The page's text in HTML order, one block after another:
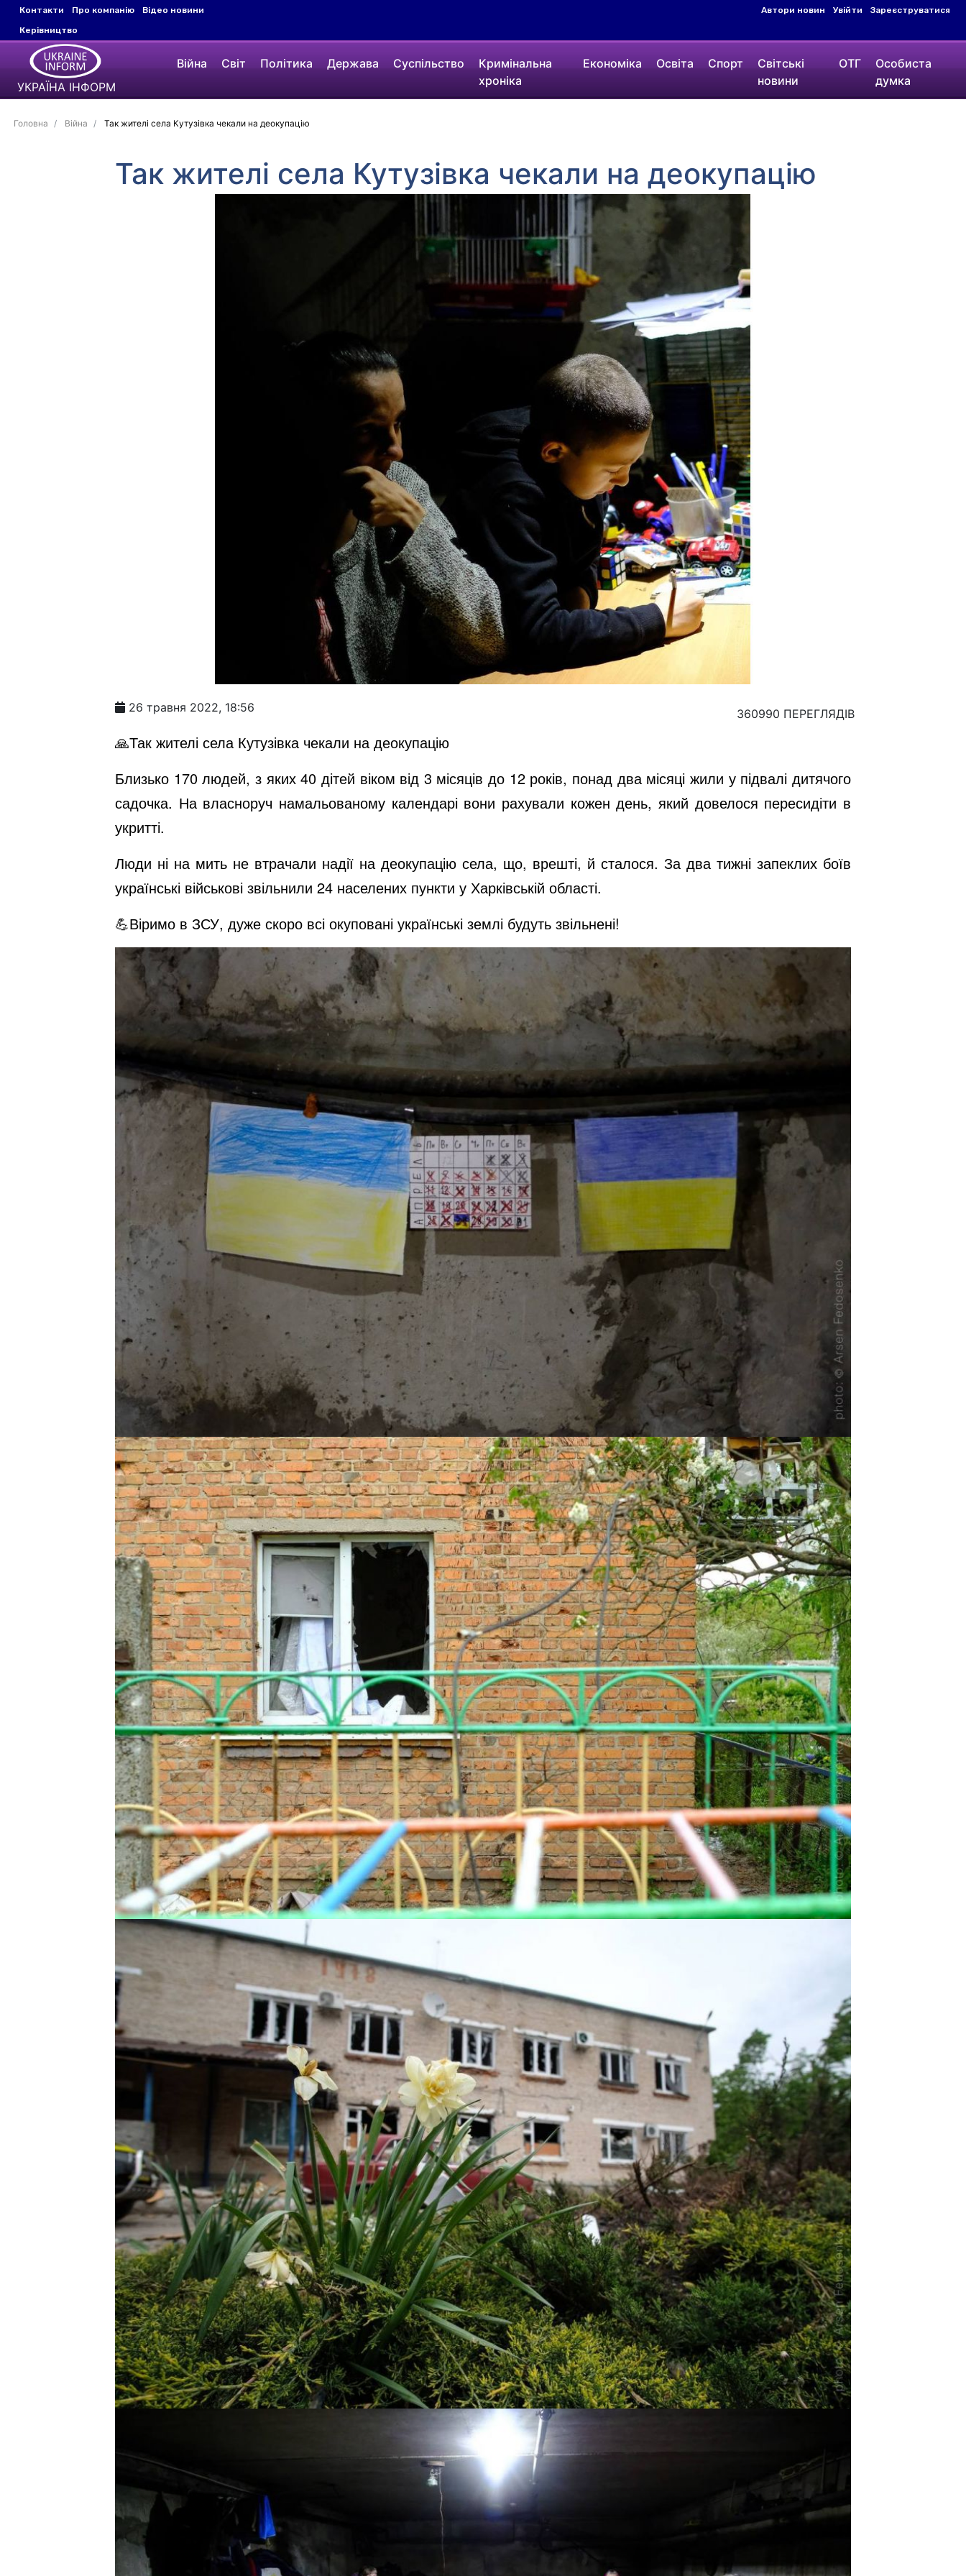
Контакти Про компанію
Відео новини
Керівництво
Автори новин Увійти Зареєструватися
УКРАЇНА ІНФОРМ
Війна Світ Політика Держава Суспільство
Кримінальна
хроніка
Економіка Освіта Спорт
Світські
новини
ОТГ
Особиста
думка
Головна Війна Так жителі села Кутузівка чекали на деокупацію
Так жителі села Кутузівка чекали на деокупацію
26 травня 2022, 18:56 360990 ПЕРЕГЛЯДІВ
🙏Так жителі села Кутузівка чекали на деокупацію
Близько 170 людей, з яких 40 дітей віком від 3 місяців до 12 років, понад два місяці жили у підвалі дитячого
садочка. На власноруч намальованому календарі вони рахували кожен день, який довелося пересидіти в
укритті.
Люди ні на мить не втрачали надії на деокупацію села, що, врешті, й сталося. За два тижні запеклих боїв
українські військові звільнили 24 населених пункти у Харківській області.
💪Віримо в ЗСУ, дуже скоро всі окуповані українські землі будуть звільнені!